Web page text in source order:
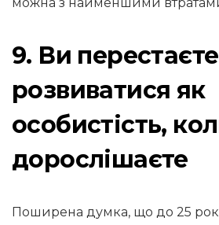
9. Ви перестаєте
розвиватися як
особистість,
дорослішаєте
Поширена думка, що до 25